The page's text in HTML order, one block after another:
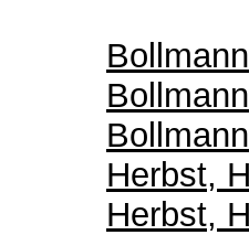
Herbst,
Herbst,